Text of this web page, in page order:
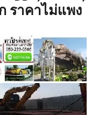
ราคาไม่แพง